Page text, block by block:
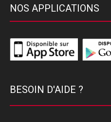
NOS APPLICATIONS
BESOIN D'AIDE ?